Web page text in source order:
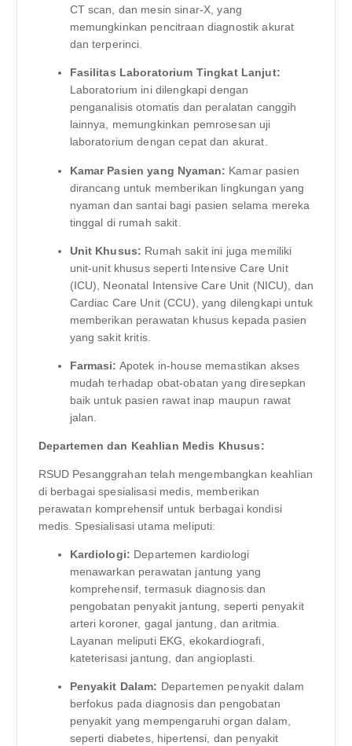
CT scan, dan mesin sinar-X, yang
memungkinkan pencitraan diagnostik akurat
dan terperinci.
Fasilitas Laboratorium Tingkat Lanjut:
Laboratorium ini dilengkapi dengan
penganalisis otomatis dan peralatan canggih
lainnya, memungkinkan pemrosesan uji
laboratorium dengan cepat dan akurat.
Kamar Pasien yang Nyaman: Kamar pasien
dirancang untuk memberikan lingkungan yang
nyaman dan santai bagi pasien selama mereka
tinggal di rumah sakit.
Unit Khusus: Rumah sakit ini juga memiliki
unit-unit khusus seperti Intensive Care Unit
(ICU), Neonatal Intensive Care Unit (NICU), dan
Cardiac Care Unit (CCU), yang dilengkapi untuk
memberikan perawatan khusus kepada pasien
yang sakit kritis.
Farmasi: Apotek in-house memastikan akses
mudah terhadap obat-obatan yang diresepkan
baik untuk pasien rawat inap maupun rawat
jalan.
Departemen dan Keahlian Medis Khusus:
RSUD Pesanggrahan telah mengembangkan keahlian
di berbagai spesialisasi medis, memberikan
perawatan komprehensif untuk berbagai kondisi
medis. Spesialisasi utama meliputi:
Kardiologi: Departemen kardiologi
menawarkan perawatan jantung yang
komprehensif, termasuk diagnosis dan
pengobatan penyakit jantung, seperti penyakit
arteri koroner, gagal jantung, dan aritmia.
Layanan meliputi EKG, ekokardiografi,
kateterisasi jantung, dan angioplasti.
Penyakit Dalam: Departemen penyakit dalam
berfokus pada diagnosis dan pengobatan
penyakit yang mempengaruhi organ dalam,
seperti diabetes, hipertensi, dan penyakit